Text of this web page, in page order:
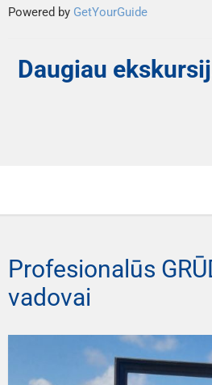
Powered by GetYourGuide
Daugiau
Profesionalūs
vadovai